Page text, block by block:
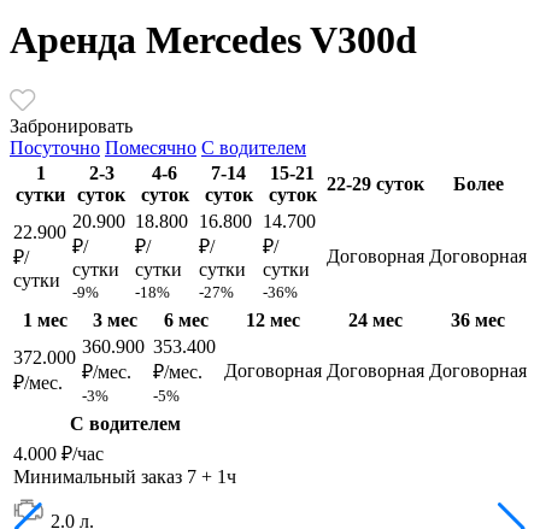
Аренда Mercedes V300d
Забронировать
Посуточно Помесячно С водителем
1
сутки
2-3
суток
4-6
суток
7-14
суток
15-21
суток
22-29 суток Более
22.900
₽/
сутки
20.900
₽/
сутки
-9%
18.800
₽/
сутки
-18%
16.800
₽/
сутки
-27%
14.700
₽/
сутки
-36%
Договорная Договорная
1 мес 3 мес 6 мес 12 мес 24 мес
36 мес
372.000
₽/мес.
360.900
₽/мес.
-3%
353.400
₽/мес.
-5%
Договорная Договорная Договорная
С водителем
4.000 ₽/час
Минимальный заказ 7 + 1ч
2.0 л.